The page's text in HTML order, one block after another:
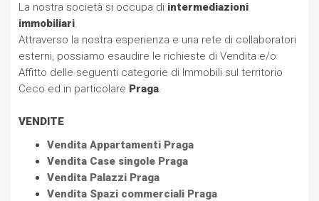
La nostra società si occupa di intermediazioni
immobiliari.
Attraverso la nostra esperienza e una rete di collaboratori
esterni, possiamo esaudire le richieste di Vendita e/o
Affitto delle seguenti categorie di Immobili sul territorio
Ceco ed in particolare Praga.
VENDITE
Vendita Appartamenti Praga
Vendita Case singole Praga
Vendita Palazzi Praga
Vendita Spazi commerciali Praga